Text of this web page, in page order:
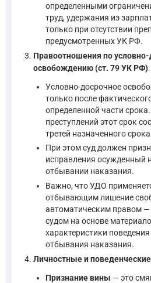
определенными
труд, удержания из
только при отсутствии
предусмотренных УК РФ.
Правоотношения по
освобождению (ст. 79 УК РФ):
Условно-досрочное
только после
определенной части
преступлений этот срок
третей назначенного
При этом суд должен
исправления осужденный
отбывании наказания.
Важно, что УДО
отбывающим лишение
автоматическим правом —
судом на основе
характеристики
отбывания наказания.
Личностные и
Признание вины — это